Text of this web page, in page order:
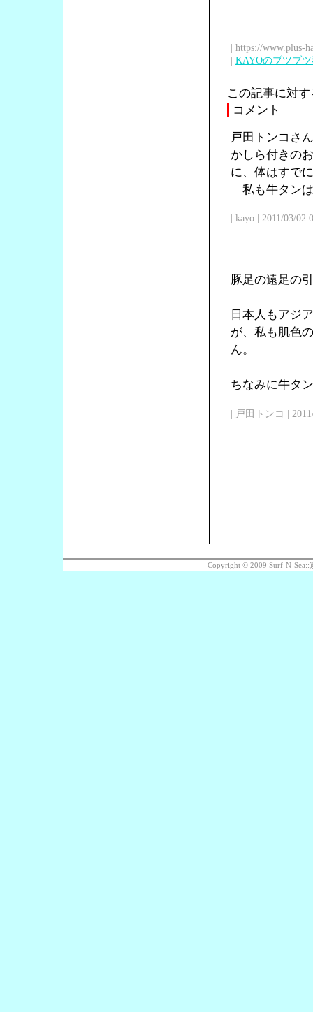
| https://www.plus-
| KAYOのブツブ
この記事に対
コメント
戸田トンコさ
かしら付きの
に、体はすで
私も牛タン
| kayo | 2011/03/02
豚足の遠足の
日本人もアジ
が、私も肌色
ん。
ちなみに牛タ
| 戸田トンコ |
Copyright © 2009 Surf-N-Sea::